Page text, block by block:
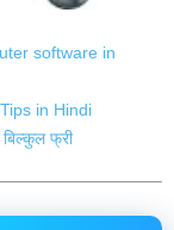
software in
in Hindi
फ्री